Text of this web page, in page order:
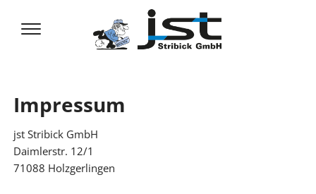
Impressum
jst Stribick GmbH
Daimlerstr. 12/1
71088 Holzgerlingen